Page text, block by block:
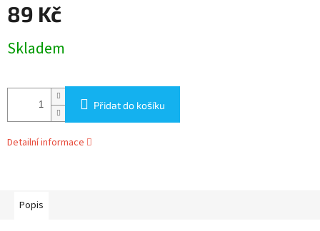
89 Kč
cena:
Skladem
Přidat do košíku
Detailní informace
Popis